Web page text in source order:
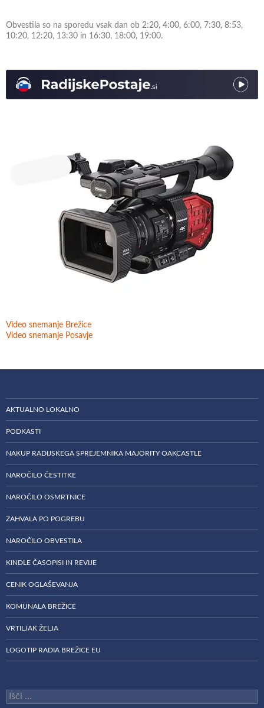
Obvestila so na sporedu vsak dan ob 2:20, 4:00, 6:00, 7:30, 8:53,
10:20, 12:20, 13:30 in 16:30, 18:00, 19:00.
Video snemanje Brežice
Video snemanje Posavje
AKTUALNO LOKALNO
PODKASTI
NAKUP RADIJSKEGA SPREJEMNIKA MAJORITY OAKCASTLE
NAROČILO ČESTITKE
NAROČILO OSMRTNICE
ZAHVALA PO POGREBU
NAROČILO OBVESTILA
KINDLE ČASOPISI IN REVIJE
CENIK OGLAŠEVANJA
KOMUNALA BREŽICE
VRTILJAK ŽELJA
LOGOTIP RADIA BREŽICE EU
Išči: